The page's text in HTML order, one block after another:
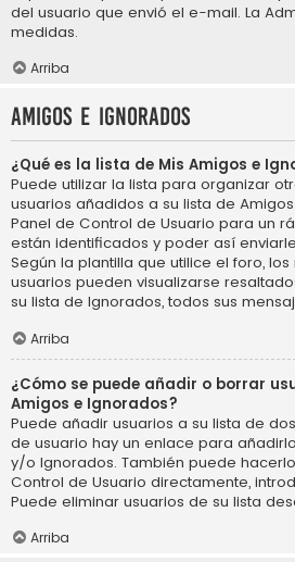
del usuario que envió el e-mail. La
medidas.
Arriba
Amigos e Ignorados
¿Qué es la lista de Mis Amigos e
Puede utilizar la lista para organizar
usuarios añadidos a su lista de
Panel de Control de Usuario para un
están identificados y poder así
Según la plantilla que utilice el foro,
usuarios pueden visualizarse
su lista de Ignorados, todos sus
Arriba
¿Cómo se puede añadir o borrar
Amigos e Ignorados?
Puede añadir usuarios a su lista de
de usuario hay un enlace para
y/o Ignorados. También puede
Control de Usuario directamente,
Puede eliminar usuarios de su lista
Arriba